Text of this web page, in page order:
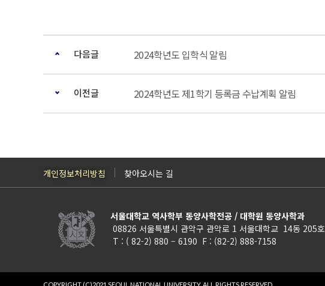
다음글 2024학년도 입학식 알림
이전글 2024학년도 제1학기 등록금 수납계획 알림
개인정보처리방침 찾아오시는 길
서울대학교 역사학부 동양사학전공 / 대학원 동양사학과
08826 서울특별시 관악구 관악로 1 서울대학교 14동 205호
T : ( 82-2) 880 – 6190 F : (82-2) 888-7158
COPYRIGHT (C)2021 SEOUL NATIONAL UNIVERSITY. ALL RIGHTS RESERVED.